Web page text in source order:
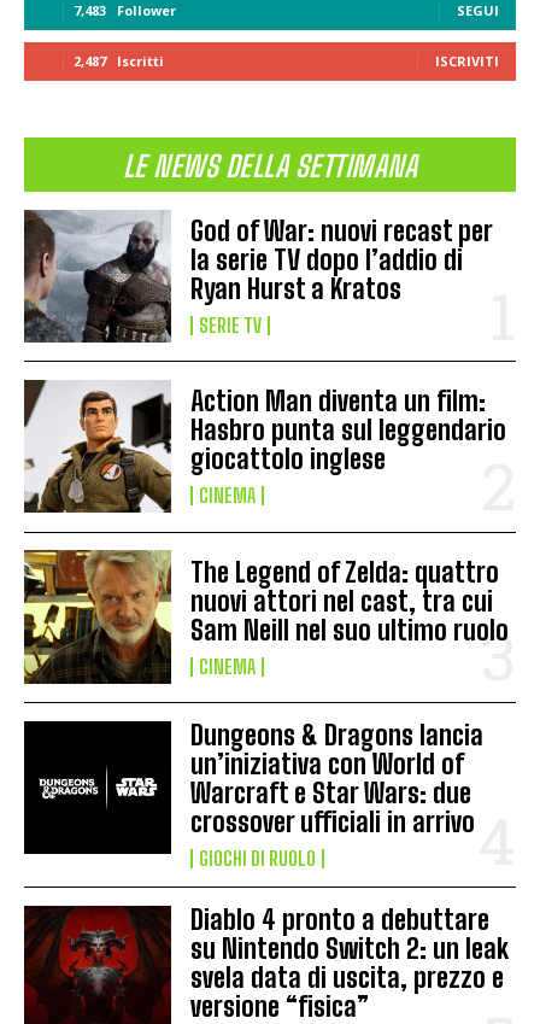
7,483 Follower SEGUI
2,487 Iscritti ISCRIVITI
LE NEWS DELLA SETTIMANA
God of War: nuovi recast per
la serie TV dopo l’addio di
Ryan Hurst a Kratos
SERIE TV
Action Man diventa un film:
Hasbro punta sul leggendario
giocattolo inglese
CINEMA
The Legend of Zelda: quattro
nuovi attori nel cast, tra cui
Sam Neill nel suo ultimo ruolo
CINEMA
Dungeons & Dragons lancia
un’iniziativa con World of
Warcraft e Star Wars: due
crossover ufficiali in arrivo
GIOCHI DI RUOLO
Diablo 4 pronto a debuttare
su Nintendo Switch 2: un leak
svela data di uscita, prezzo e
versione “fisica”